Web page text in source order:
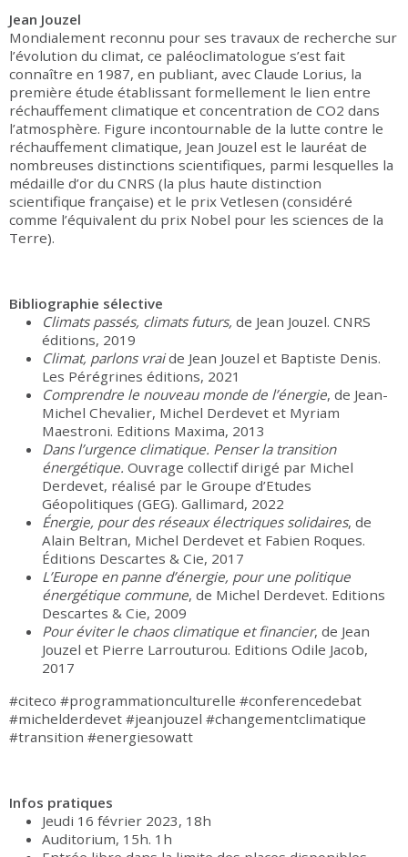
Jean Jouzel
Mondialement reconnu pour ses travaux de recherche sur
l’évolution du climat, ce paléoclimatologue s’est fait
connaître en 1987, en publiant, avec Claude Lorius, la
première étude établissant formellement le lien entre
réchauffement climatique et concentration de CO2 dans
l’atmosphère. Figure incontournable de la lutte contre le
réchauffement climatique, Jean Jouzel est le lauréat de
nombreuses distinctions scientifiques, parmi lesquelles la
médaille d’or du CNRS (la plus haute distinction
scientifique française) et le prix Vetlesen (considéré
comme l’équivalent du prix Nobel pour les sciences de la
Terre).
Bibliographie sélective
Climats passés, climats futurs, de Jean Jouzel. CNRS
éditions, 2019
Climat, parlons vraide Jean Jouzel et Baptiste Denis.
Les Pérégrines éditions, 2021
Comprendre le nouveau monde de l’énergie, de Jean-
Michel Chevalier, Michel Derdevet et Myriam
Maestroni. Editions Maxima, 2013
Dans l’urgence climatique. Penser la transition
énergétique. Ouvrage collectif dirigé par Michel
Derdevet, réalisé par le Groupe d’Etudes
Géopolitiques (GEG). Gallimard, 2022
Énergie, pour des réseaux électriques solidaires, de
Alain Beltran, Michel Derdevet et Fabien Roques.
Éditions Descartes & Cie, 2017
L’Europe en panne d’énergie, pour une politique
énergétique commune, de Michel Derdevet. Editions
Descartes & Cie, 2009
Pour éviter le chaos climatique et financier, de Jean
Jouzel et Pierre Larrouturou. Editions Odile Jacob,
2017
#citeco #programmationculturelle #conferencedebat
#michelderdevet #jeanjouzel #changementclimatique
#transition #energiesowatt
Infos pratiques
Jeudi 16 février 2023, 18h
Auditorium, 15h. 1h